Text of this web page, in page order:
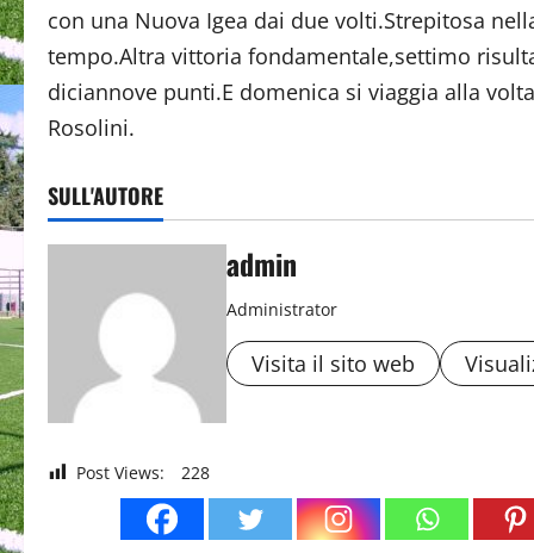
con una Nuova Igea dai due volti.Strepitosa
tempo.Altra vittoria fondamentale,settimo
diciannove punti.E domenica si viaggia alla
Rosolini.
SULL'AUTORE
admin
Administrator
Visita il sito web
Post Views: 228